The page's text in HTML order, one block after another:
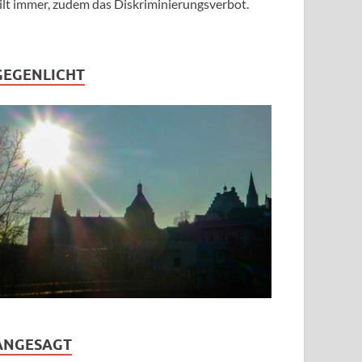
immer, zudem das Diskriminierungsverbot.